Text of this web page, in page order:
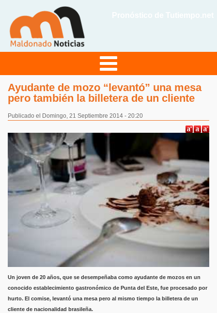
Ayudante de mozo “levantó” una mesa
pero también la billetera de un cliente
Publicado el Domingo, 21 Septiembre 2014 - 20:20
Un joven de 20 años, que se desempeñaba como ayudante de mozos en un
conocido establecimiento gastronómico de Punta del Este, fue procesado por
hurto. El comise, levantó una mesa pero al mismo tiempo la billetera de un
cliente de nacionalidad brasileña.